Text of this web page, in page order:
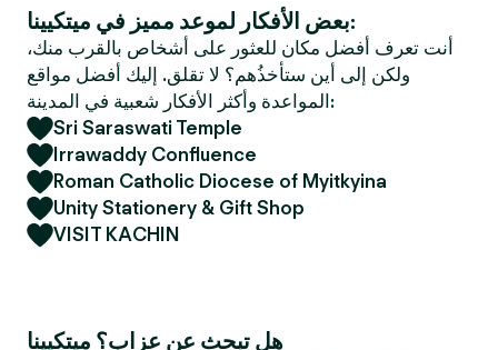
d
e
r
بعض الأفكار لموعد مميز في ميتكيينا:
أنت تعرف أفضل مكان للعثور على أشخاص بالقرب منك،
ولكن إلى أين ستأخذُهم؟ لا تقلق. إليك أفضل مواقع
المواعدة وأكثر الأفكار شعبية في المدينة:
Sri Saraswati Temple
Irrawaddy Confluence
Roman Catholic Diocese of Myitkyina
Unity Stationery & Gift Shop
VISIT KACHIN
هل تبحث عن عزاب؟ ميتكيينا